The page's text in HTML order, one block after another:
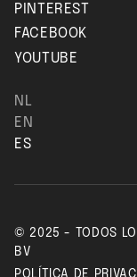
PINTEREST
FACEBOOK
YOUTUBE
NL
EN
ES
© 2025 - TODOS
BV
POLÍTICA DE